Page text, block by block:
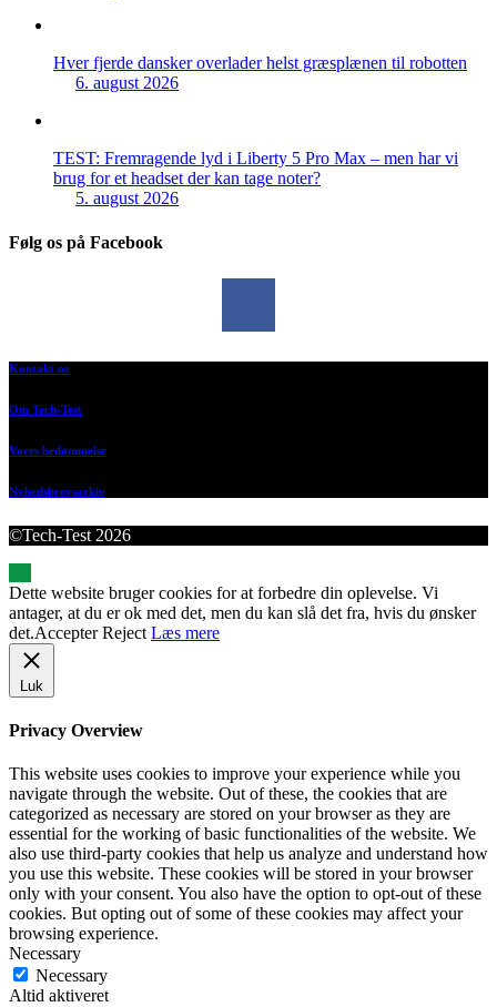
Hver fjerde dansker overlader helst græsplænen til robotten
6. august 2026
TEST: Fremragende lyd i Liberty 5 Pro Max – men har vi
brug for et headset der kan tage noter?
5. august 2026
Følg os på Facebook
Kontakt os
Om Tech-Test
Vores bedømmelse
Nyhedsbrevsarkiv
©Tech-Test 2026
Dette website bruger cookies for at forbedre din oplevelse. Vi
antager, at du er ok med det, men du kan slå det fra, hvis du ønsker
det.Accepter Reject Læs mere
Luk
Privacy Overview
This website uses cookies to improve your experience while you
navigate through the website. Out of these, the cookies that are
categorized as necessary are stored on your browser as they are
essential for the working of basic functionalities of the website. We
also use third-party cookies that help us analyze and understand how
you use this website. These cookies will be stored in your browser
only with your consent. You also have the option to opt-out of these
cookies. But opting out of some of these cookies may affect your
browsing experience.
Necessary
Necessary
Altid aktiveret